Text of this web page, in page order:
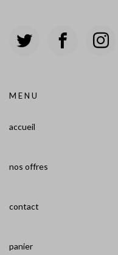
MENU
accueil
nos offres
contact
panier